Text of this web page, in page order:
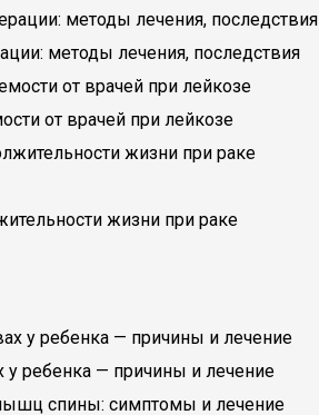
методы лечения, последствия
от врачей при лейкозе
жизни при раке
у ребенка — причины и лечение